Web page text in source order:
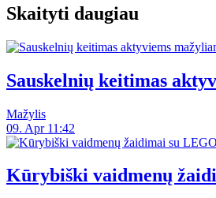
Skaityti daugiau
Sauskelnių keitimas
Mažylis
09. Apr 11:42
Kūrybiški vaidmenų